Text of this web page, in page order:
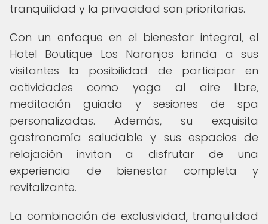
tranquilidad y la privacidad son prioritarias.
Con un enfoque en el bienestar integral, el
Hotel Boutique Los Naranjos brinda a sus
visitantes la posibilidad de participar en
actividades como yoga al aire libre,
meditación guiada y sesiones de spa
personalizadas. Además, su exquisita
gastronomía saludable y sus espacios de
relajación invitan a disfrutar de una
experiencia de bienestar completa y
revitalizante.
La combinación de exclusividad, tranquilidad